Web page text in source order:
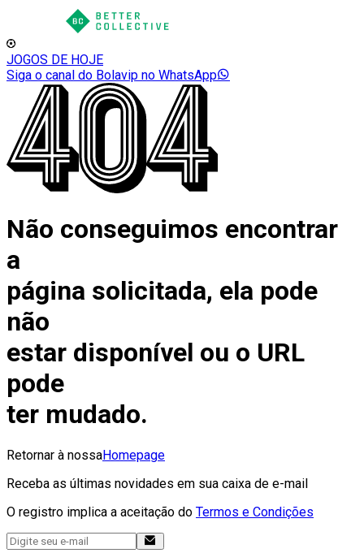
JOGOS DE HOJE
Siga o canal do Bolavip no WhatsApp
Não conseguimos encontrar
a
página solicitada, ela pode
não
estar disponível ou o URL
pode
ter mudado.
Retornar à nossaHomepage
Receba as últimas novidades em sua caixa de e-mail
O registro implica a aceitação do Termos e Condições